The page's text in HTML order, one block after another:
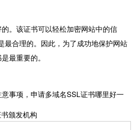
。该证书可以轻松加密网站中的信
最合理的。因此，为了成功地保护网站
最重要的。
事项，申请多域名SSL证书哪里好一
颁发机构